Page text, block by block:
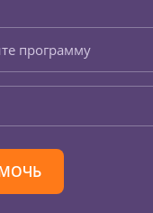
программу